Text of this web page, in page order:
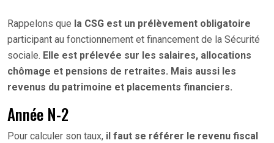
Rappelons que la CSG est un prélèvement obligatoire
participant au fonctionnement et financement de la Sécurité
sociale. Elle est prélevée sur les salaires, allocations
chômage et pensions de retraites. Mais aussi les
revenus du patrimoine et placements financiers.
Année N-2
Pour calculer son taux, il faut se référer le revenu fiscal